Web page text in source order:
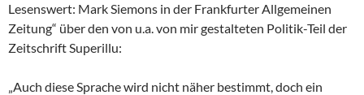
Lesenswert: Mark Siemons in der Frankfurter Allgemeinen
Zeitung“ über den von u.a. von mir gestalteten Politik-Teil der
Zeitschrift Superillu:
„Auch diese Sprache wird nicht näher bestimmt, doch ein